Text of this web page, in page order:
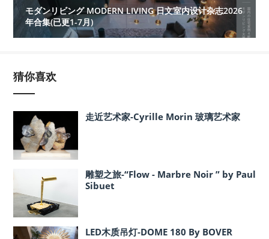
モダンリビング MODERN LIVING 日文室内设计杂志2026
年合集(已更1-7月)
猜你喜欢
走近艺术家-Cyrille Morin 玻璃艺术家
雕塑之旅-“Flow - Marbre Noir ” by Paul
Sibuet
LED木质吊灯-DOME 180 By BOVER